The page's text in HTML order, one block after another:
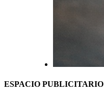
ESPACIO PUBLICITARIO